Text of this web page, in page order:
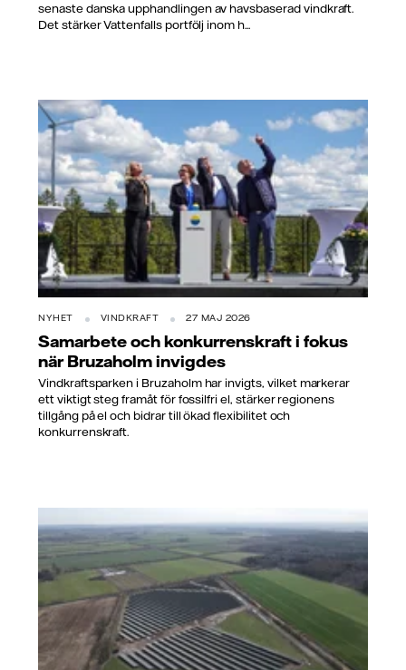
senaste danska upphandlingen av havsbaserad vindkraft.
Det stärker Vattenfalls portfölj inom h...
NYHET VINDKRAFT 27 MAJ 2026
Samarbete och konkurrenskraft i fokus
när Bruzaholm invigdes
Vindkraftsparken i Bruzaholm har invigts, vilket markerar
ett viktigt steg framåt för fossilfri el, stärker regionens
tillgång på el och bidrar till ökad flexibilitet och
konkurrenskraft.